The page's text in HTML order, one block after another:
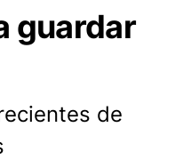
guardar
de